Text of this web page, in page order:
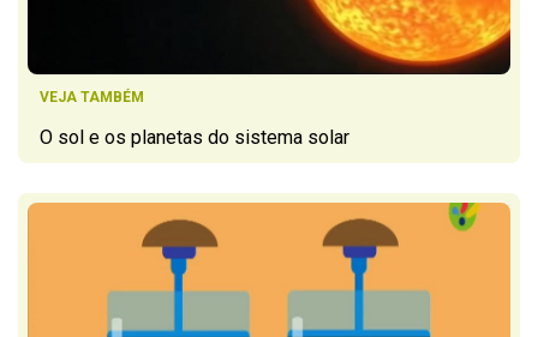
VEJA TAMBÉM
O sol e os planetas do sistema solar